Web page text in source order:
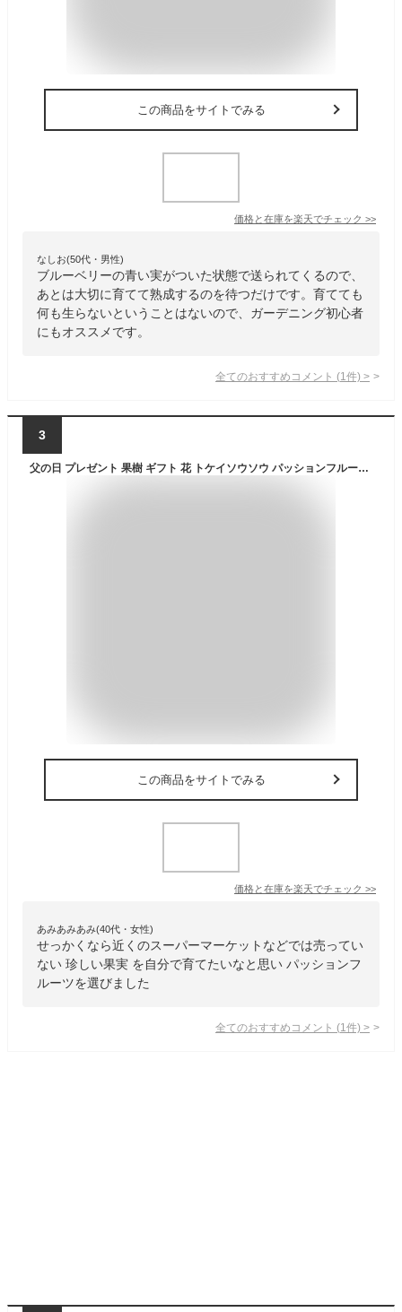
この商品をサイトでみる
価格と在庫を楽天でチェック >>
なしお(50代・男性)
ブルーベリーの青い実がついた状態で送られてくるので、
あとは大切に育てて熟成するのを待つだけです。育てても
何も生らないということはないので、ガーデニング初心者
にもオススメです。
全てのおすすめコメント (1 件) >
3
父の日 プレゼント 果樹 ギフト 花 トケイソウソウ パッションフルーツ 5号 1鉢 鉢植え【即納or父の日期間6月16日〜6月21日 送料無料】時計草 果物 果物 果樹鉢 植物 記念樹 贈り物 花 自給自足ギフト mom2026
この商品をサイトでみる
価格と在庫を楽天でチェック >>
あみあみあみ(40代・女性)
せっかくなら近くのスーパーマーケットなどでは売ってい
ない 珍しい果実 を自分で育てたいなと思い パッションフ
ルーツを選びました
全てのおすすめコメント (1 件) >